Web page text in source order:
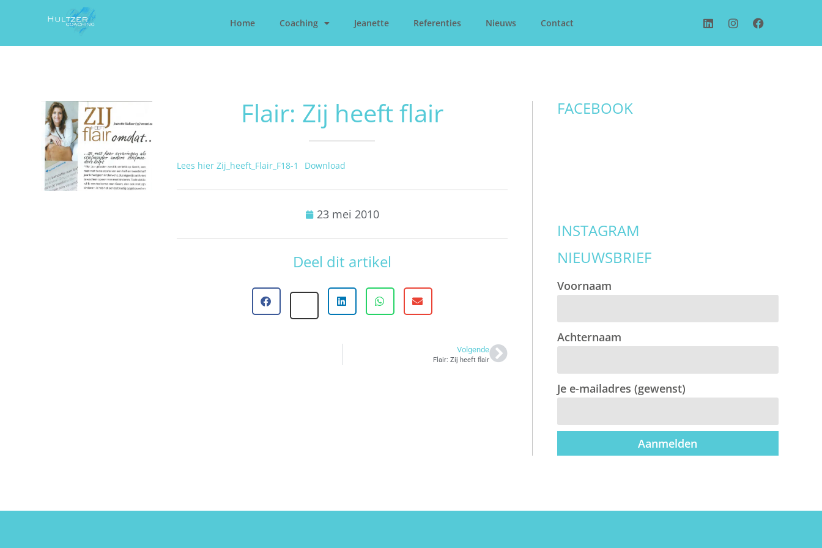
Home Coaching Jeanette Referenties Nieuws Contact
Flair: Zij heeft flair
Lees hier Zij_heeft_Flair_F18-1 Download
23 mei 2010
Deel dit artikel
Volgende
Flair: Zij heeft flair
FACEBOOK
INSTAGRAM
NIEUWSBRIEF
Voornaam
Achternaam
Je e-mailadres (gewenst)
Aanmelden